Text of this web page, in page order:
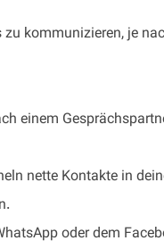
kommunizieren, je
einem
nette Kontakte in
oder dem